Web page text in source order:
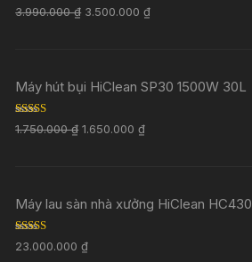
Rated 5.00
out of 5
3.990.000₫ 3.500.000₫
Máy hút bụi HiClean SP30 1500W 30L
Rated 5.00
out of 5
1.750.000₫ 1.650.000₫
Máy lau sàn nhà xưởng HiClean HC430
Rated5.00
out of 5
23.000.000₫